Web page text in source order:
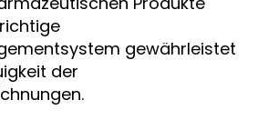
gewährleistet
der